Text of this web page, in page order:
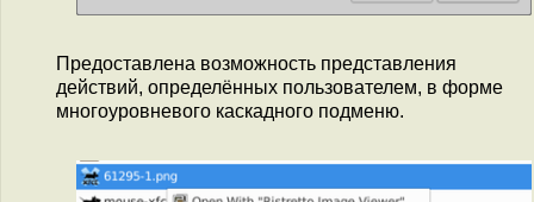
Предоставлена возможность представления
действий, определённых пользователем, в форме
многоуровневого каскадного подменю.